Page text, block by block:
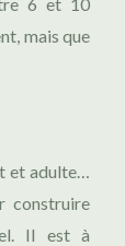
mais que
et adulte…
construire
Il est à